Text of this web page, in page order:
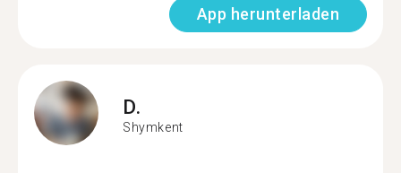
App herunterladen
D.
Shymkent